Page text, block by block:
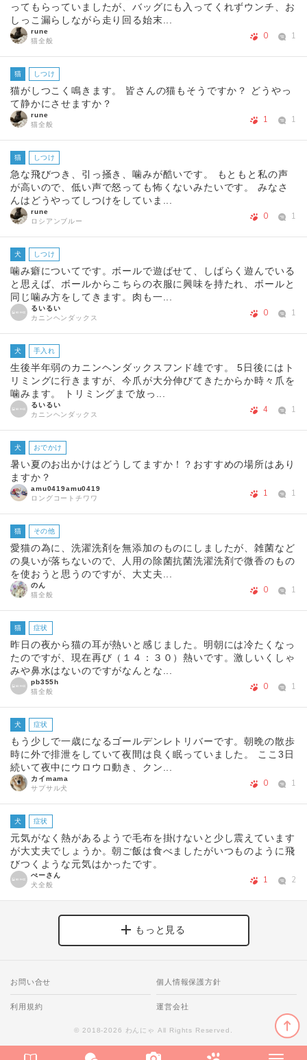
ってもらっていましたが、バッグにも入ってくれずウンチ、お
しっこ漏らしながら走り回る始末...
rune
猫全般
0 1
猫 しつけ
猫がしつこく鳴きます。 皆さんの猫もそうですか？ どうやっ
て静かにさせますか？
rune
猫全般
1 1
猫 しつけ
急な飛びつき、引っ掻き、噛みが酷いです。 もともと私の声
が高いので、低い声で怒っても怖くないみたいです。 みなさ
んはどうやってしつけをしていま...
rune
ロシアンブルー
0 1
犬 しつけ
噛み癖についてです。ボールで遊ばせて、しばらく遊んでいる
と思えば、ボールからこちらの衣服に興味を持たれ、ボールと
同じ噛み方をしてきます。肉も一...
るいるい
カニンヘンダックス
0 1
犬 手入れ
生後半年弱のカニンヘンダックスフンド雄です。 5日後にはト
リミングに行きますが、今爪が大分伸びてきたからか時々爪を
噛みます。 トリミングまで放っ...
るいるい
カニンヘンダックス
4 1
犬 おでかけ
暑い夏のお出かけはどうしてますか！？おすすめの場所はあり
ますか？
amu0419amu0419
ロングコートチワワ
1 1
猫 その他
愛猫の為に、洗濯洗剤を無添加のものにしましたが、雑菌など
の臭いが落ちないので、人用の除菌抗菌洗濯洗剤で微香のもの
を使おうと思うのですが、大丈夫...
のん
猫全般
0 1
猫 症状
昨日の夜から猫の耳が熱いと感じました。明朝には冷たくなっ
たのですが、現在再び（１４：３０）熱いです。激しいくしゃ
みや鼻水はないのですがなんとな...
pb355h
猫全般
0 1
犬 症状
もう少しで一歳になるゴールデンレトリバーです。朝晩の散歩
時に外で排泄をしていて夜間は良く眠っていました。 ここ3日
続いて夜中にウロウロ動き、クン...
カイmama
サプサル犬
0 1
犬 症状
元気がなく熱があるようで毛布を掛けないと少し震えています
が大丈夫でしょうか。朝ご飯は食べましたがいつものように飛
びつくような元気はかったです。
ぺーさん
犬全般
1 2
もっと見る
お問い合せ 個人情報保護方針
利用規約 運営会社
© 2018-2026 わんにゃ All Rights Reserved.